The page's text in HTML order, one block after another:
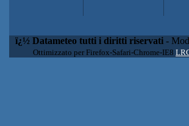
ï¿½ Datameteo tutti i diritti riservati -
Ottimizzato per Firefox-Safari-Chrome-IE8